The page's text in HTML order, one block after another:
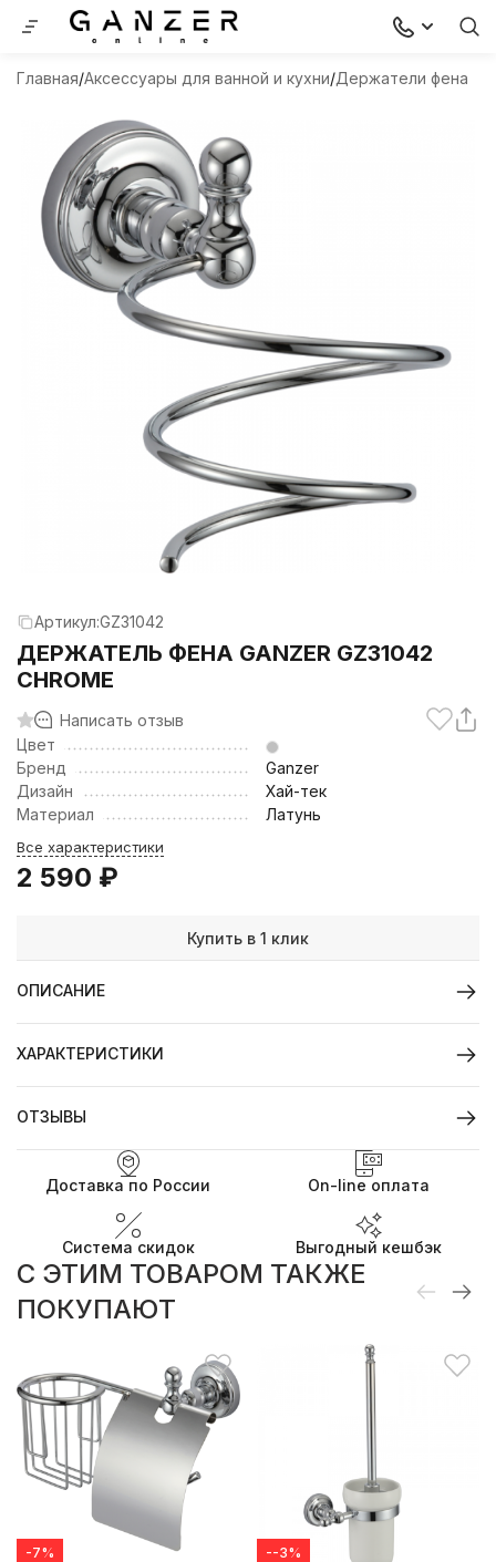
Главная Аксессуары для ванной и кухни Держатели фена
Артикул:GZ31042
ДЕРЖАТЕЛЬ ФЕНА GANZER GZ31042
CHROME
Написать отзыв
Цвет
Бренд
Ganzer
Дизайн
Хай-тек
Материал
Латунь
Все характеристики
2 590 ₽
Купить в 1 клик
ОПИСАНИЕ
ХАРАКТЕРИСТИКИ
ОТЗЫВЫ
Доставка по России On-line оплата
Система скидок Выгодный кешбэк
C ЭТИМ ТОВАРОМ ТАКЖЕ
ПОКУПАЮТ
-7% --3%